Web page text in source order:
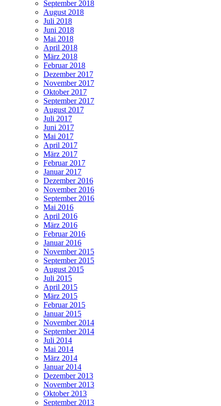
September 2018
August 2018
Juli 2018
Juni 2018
Mai 2018
April 2018
März 2018
Februar 2018
Dezember 2017
November 2017
Oktober 2017
September 2017
August 2017
Juli 2017
Juni 2017
Mai 2017
April 2017
März 2017
Februar 2017
Januar 2017
Dezember 2016
November 2016
September 2016
Mai 2016
April 2016
März 2016
Februar 2016
Januar 2016
November 2015
September 2015
August 2015
Juli 2015
April 2015
März 2015
Februar 2015
Januar 2015
November 2014
September 2014
Juli 2014
Mai 2014
März 2014
Januar 2014
Dezember 2013
November 2013
Oktober 2013
September 2013